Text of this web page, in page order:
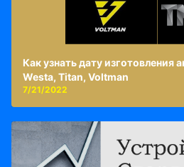
Как узнать дату изготовления
Westa, Titan, Voltman
7/21/2022